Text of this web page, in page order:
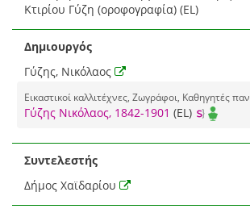
Κτιρίου Γύζη (οροφογραφία) (EL)
Δημιουργός
Γύζης, Νικόλαος
Εικαστικοί καλλιτέχνες, Ζωγράφοι, Καθηγητές
Γύζης Νικόλαος, 1842-1901 (EL)
Συντελεστής
Δήμος Χαϊδαρίου